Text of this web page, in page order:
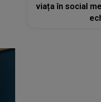
viața în social